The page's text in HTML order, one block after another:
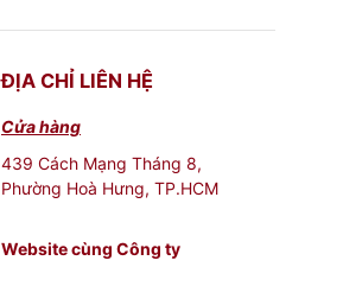
ĐỊA CHỈ LIÊN HỆ
Cửa hàng
439 Cách Mạng Tháng 8,
Phường Hoà Hưng, TP.HCM
Website cùng Công ty